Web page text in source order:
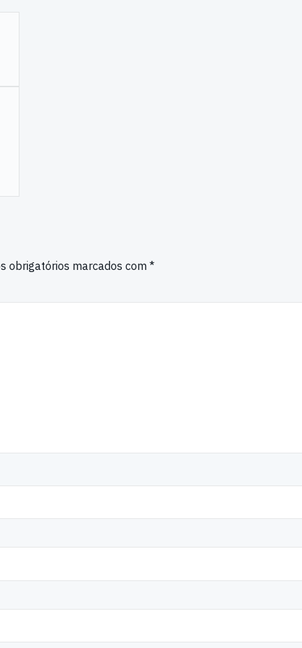
obrigatórios marcados com *